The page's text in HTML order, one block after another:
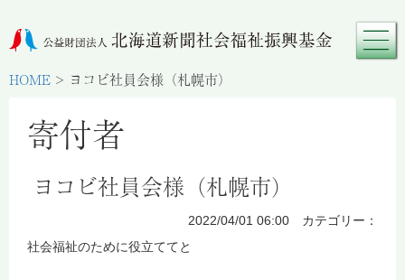
HOME > ヨコビ社員会様（札幌市）
寄付者
ヨコビ社員会様（札幌市）
2022/04/01 06:00 カテゴリー：
社会福祉のために役立ててと